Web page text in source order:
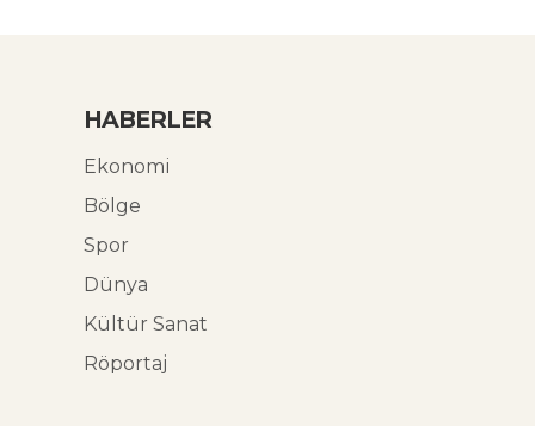
HABERLER
Ekonomi
Bölge
Spor
Dünya
Kültür Sanat
Röportaj